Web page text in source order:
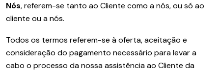
Nós, referem-se tanto ao Cliente como a nós, ou só ao
cliente ou a nós.
Todos os termos referem-se à oferta, aceitação e
consideração do pagamento necessário para levar a
cabo o processo da nossa assistência ao Cliente da